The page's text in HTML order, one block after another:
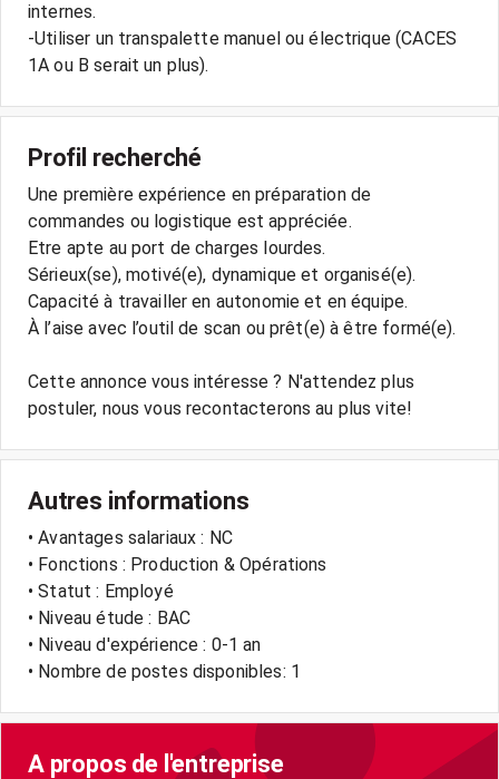
internes.
-Utiliser un transpalette manuel ou électrique (CACES
1A ou B serait un plus).
Profil recherché
Une première expérience en préparation de
commandes ou logistique est appréciée.
Etre apte au port de charges lourdes.
Sérieux(se), motivé(e), dynamique et organisé(e).
Capacité à travailler en autonomie et en équipe.
À l’aise avec l’outil de scan ou prêt(e) à être formé(e).
Cette annonce vous intéresse ? N'attendez plus
postuler, nous vous recontacterons au plus vite!
Autres informations
• Avantages salariaux : NC
• Fonctions : Production & Opérations
• Statut : Employé
• Niveau étude : BAC
• Niveau d'expérience : 0-1 an
• Nombre de postes disponibles: 1
A propos de l'entreprise